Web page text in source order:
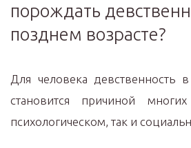
порождать
позднем возрасте?
Для человека девственность
становится причиной
психологическом, так и